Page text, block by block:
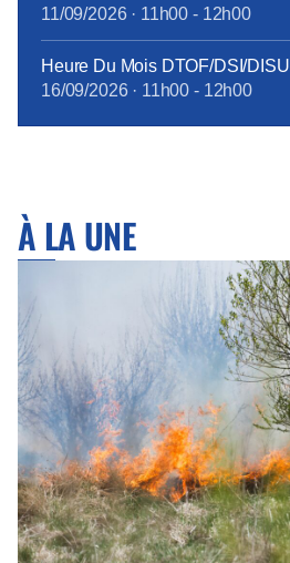
11/09/2026· 11h00 - 12h00
Heure Du Mois DTOF/DSI/DISU
16/09/2026· 11h00 - 12h00
À LA UNE